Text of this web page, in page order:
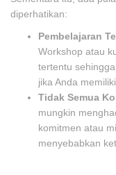
diperhatikan:
Pembelajaran
Workshop atau
tertentu
jika Anda
Tidak Semua
mungkin
komitmen atau
menyebabkan